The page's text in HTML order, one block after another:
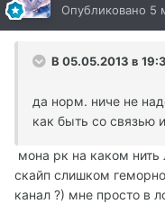
Опубликовано 5
В 05.05.2013 в
да норм. ниче не
как быть со связью
мона рк на каком нить
скайп слишком
канал ?) мне просто в